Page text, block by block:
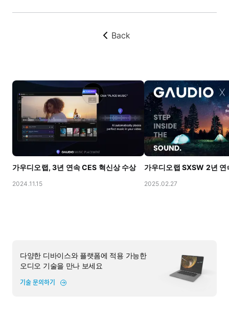
뒤로가기
Back
가우디오랩, 3년 연속 CES 혁신상 수상
2024.11.15 2025.02.27
다양한 디바이스와 플랫폼에 적용 가능한
오디오 기술을 만나 보세요
기술 문의하기